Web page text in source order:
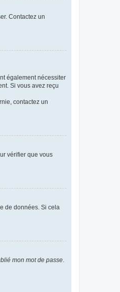
Contactez un
également nécessiter
Si vous avez reçu
contactez un
vérifier que vous
de données. Si cela
mon mot de passe.